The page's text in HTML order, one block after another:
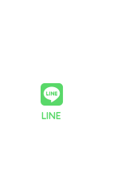
LINE